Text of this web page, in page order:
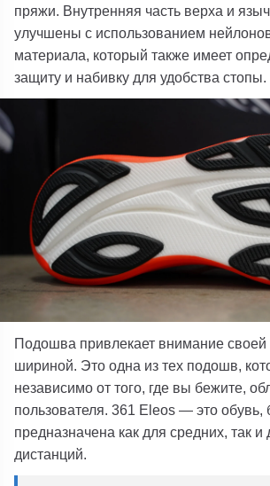
пряжи. Внутренняя часть верха и
улучшены с использованием
материала, который также имеет
защиту и набивку для удобства стопы.
Подошва привлекает внимание
шириной. Это одна из тех подошв,
независимо от того, где вы бежите,
пользователя. 361 Eleos — это обувь,
предназначена как для средних, так
дистанций.